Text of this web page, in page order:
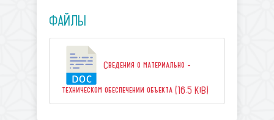
ФАЙЛЫ
Сведения о материально -
техническом обеспечении объекта (16.5 KiB)